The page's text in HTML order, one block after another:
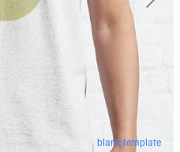
blank template